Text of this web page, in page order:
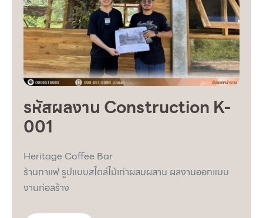
รหัสผลงาน Construction K-
001
Heritage Coffee Bar
ร้านกาแฟ รูปแบบสไตล์ไม้เก่าผสมผสาน ผลงานออกแบบ
งานก่อสร้าง